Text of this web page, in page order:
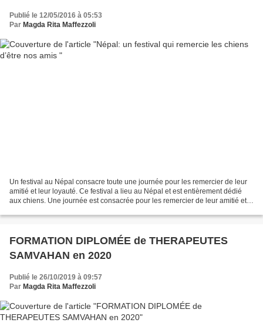
Publié le 12/05/2016 à 05:53
Par Magda Rita Maffezzoli
Un festival au Népal consacre toute une journée pour les remercier de leur
amitié et leur loyauté. Ce festival a lieu au Népal et est entièrement dédié
aux chiens. Une journée est consacrée pour les remercier de leur amitié et
FORMATION DIPLOMÉE de THERAPEUTES
SAMVAHAN en 2020
Publié le 26/10/2019 à 09:57
Par Magda Rita Maffezzoli